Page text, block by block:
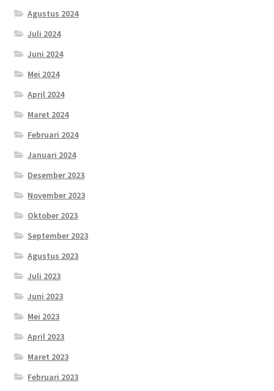
Agustus 2024
Juli 2024
Juni 2024
Mei 2024
April 2024
Maret 2024
Februari 2024
Januari 2024
Desember 2023
November 2023
Oktober 2023
September 2023
Agustus 2023
Juli 2023
Juni 2023
Mei 2023
April 2023
Maret 2023
Februari 2023